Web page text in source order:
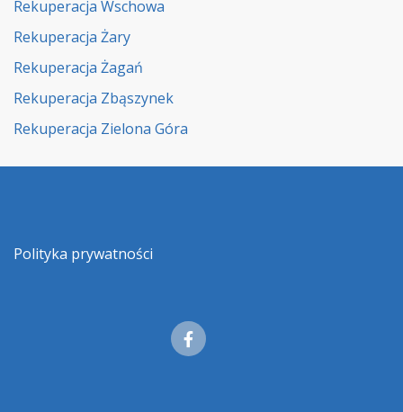
Rekuperacja Wschowa
Rekuperacja Żary
Rekuperacja Żagań
Rekuperacja Zbąszynek
Rekuperacja Zielona Góra
Polityka prywatności